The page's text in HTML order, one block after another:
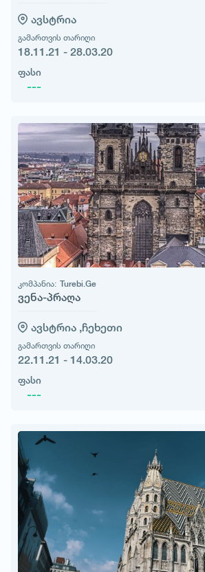
ავსტრია
გამართვის თარიღი
18.11.21 - 28.03.20
ფასი
---
კომპანია: Turebi.Ge
ვენა-პრაღა
ავსტრია ,ჩეხეთი
გამართვის თარიღი
22.11.21 - 14.03.20
ფასი
---